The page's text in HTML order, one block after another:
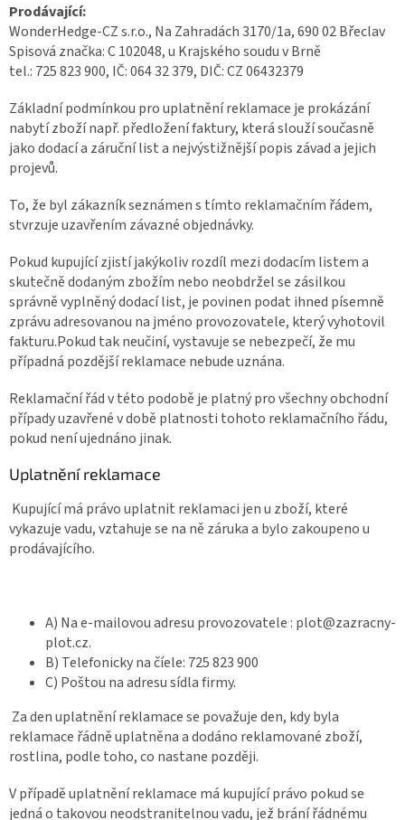
Prodávající:
WonderHedge-CZ s.r.o., Na Zahradách 3170/1a, 690 02 Břeclav
Spisová značka: C 102048, u Krajského soudu v Brně
tel.: 725 823 900, IČ: 064 32 379, DIČ: CZ 06432379
Základní podmínkou pro uplatnění reklamace je prokázání
nabytí zboží např. předložení faktury, která slouží současně
jako dodací a záruční list a nejvýstižnější popis závad a jejich
projevů.
To, že byl zákazník seznámen s tímto reklamačním řádem,
stvrzuje uzavřením závazné objednávky.
Pokud kupující zjistí jakýkoliv rozdíl mezi dodacím listem a
skutečně dodaným zbožím nebo neobdržel se zásilkou
správně vyplněný dodací list, je povinen podat ihned písemně
zprávu adresovanou na jméno provozovatele, který vyhotovil
fakturu.Pokud tak neučiní, vystavuje se nebezpečí, že mu
případná pozdější reklamace nebude uznána.
Reklamační řád v této podobě je platný pro všechny obchodní
případy uzavřené v době platnosti tohoto reklamačního řádu,
pokud není ujednáno jinak.
Uplatnění reklamace
Kupující má právo uplatnit reklamaci jen u zboží, které
vykazuje vadu, vztahuje se na ně záruka a bylo zakoupeno u
prodávajícího.
A) Na e-mailovou adresu provozovatele : plot@zazracny-
plot.cz.
B) Telefonicky na číele: 725 823 900
C) Poštou na adresu sídla firmy.
Za den uplatnění reklamace se považuje den, kdy byla
reklamace řádně uplatněna a dodáno reklamované zboží,
rostlina, podle toho, co nastane později.
V případě uplatnění reklamace má kupující právo pokud se
jedná o takovou neodstranitelnou vadu, jež brání řádnému